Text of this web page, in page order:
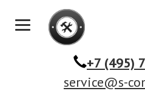
Меню
+7 (495)
service@s-